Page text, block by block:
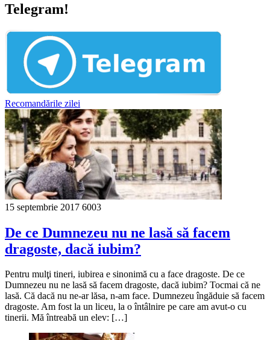
Telegram!
Recomandările zilei
15 septembrie 2017 6003
De ce Dumnezeu nu ne lasă să facem
dragoste, dacă iubim?
Pentru mulţi tineri, iubirea e sinonimă cu a face dragoste. De ce
Dumnezeu nu ne lasă să facem dragoste, dacă iubim? Tocmai că ne
lasă. Că dacă nu ne-ar lăsa, n-am face. Dumnezeu îngăduie să facem
dragoste. Am fost la un liceu, la o întâlnire pe care am avut-o cu
tinerii. Mă întreabă un elev: […]